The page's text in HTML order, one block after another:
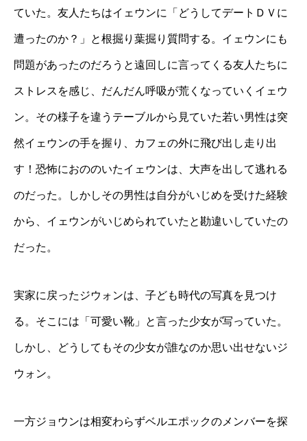
ていた。友人たちはイェウンに「どうしてデートＤＶに
遭ったのか？」と根掘り葉掘り質問する。イェウンにも
問題があったのだろうと遠回しに言ってくる友人たちに
ストレスを感じ、だんだん呼吸が荒くなっていくイェウ
ン。その様子を違うテーブルから見ていた若い男性は突
然イェウンの手を握り、カフェの外に飛び出し走り出
す！恐怖におののいたイェウンは、大声を出して逃れる
のだった。しかしその男性は自分がいじめを受けた経験
から、イェウンがいじめられていたと勘違いしていたの
だった。
実家に戻ったジウォンは、子ども時代の写真を見つけ
る。そこには「可愛い靴」と言った少女が写っていた。
しかし、どうしてもその少女が誰なのか思い出せないジ
ウォン。
一方ジョウンは相変わらずベルエポックのメンバーを探